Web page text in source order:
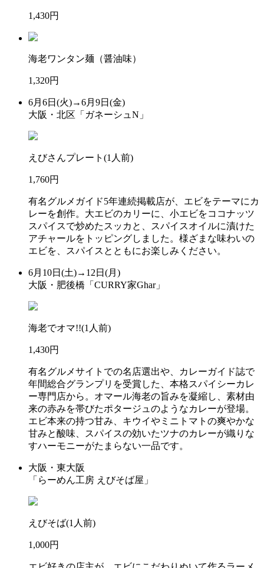
1,430円
海老ワンタン麺（醤油味）
1,320円
6月6日(火)→6月9日(金)
大阪・北区「ガネーシュN」
えびさんプレート(1人前)
1,760円
有名グルメガイド5年連続掲載店が、エビをテーマにカ
レーを創作。大エビのカリーに、小エビをココナッツ
スパイスで炒めたスッカと、スパイスオイルに漬けた
アチャールをトッピングしました。様ざまな味わいの
エビを、スパイスとともにお楽しみください。
6月10日(土)→12日(月)
大阪・肥後橋「CURRY家Ghar」
海老でオマ!!(1人前)
1,430円
有名グルメサイトでの名店選出や、カレーガイド誌で
年間総合グランプリを受賞した、本格スパイシーカレ
ー専門店から。オマール海老の旨みを凝縮し、素材由
来の赤みを帯びたポタージュのようなカレーが登場。
エビ本来の持つ甘み、キウイやミニトマトの爽やかな
甘みと酸味、スパイスの効いたツナのカレーが織りな
すハーモニーがたまらない一品です。
大阪・東大阪
「らーめん工房 えびそば屋」
えびそば(1人前)
1,000円